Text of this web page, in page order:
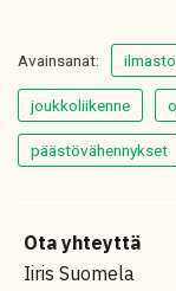
Avainsanat: ilmasto
joukkoliikenne
päästövähennykset
Ota yhteyttä
Iiris Suomela